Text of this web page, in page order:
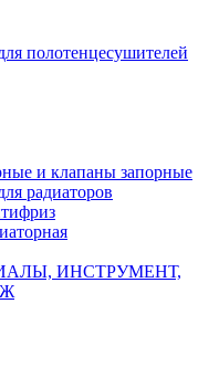
полотенцесушителей
и клапаны запорные
радиаторов
ИНСТРУМЕНТ,